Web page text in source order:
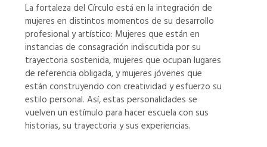
La fortaleza del Círculo está en la integración de
mujeres en distintos momentos de su desarrollo
profesional y artístico: Mujeres que están en
instancias de consagración indiscutida por su
trayectoria sostenida, mujeres que ocupan lugares
de referencia obligada, y mujeres jóvenes que
están construyendo con creatividad y esfuerzo su
estilo personal. Así, estas personalidades se
vuelven un estímulo para hacer escuela con sus
historias, su trayectoria y sus experiencias.